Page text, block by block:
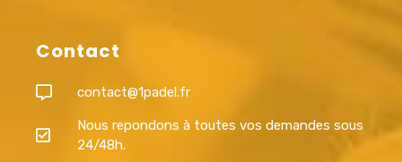
Contact
contact@1padel.fr
Nous repondons à toutes vos demandes sous
24/48h.